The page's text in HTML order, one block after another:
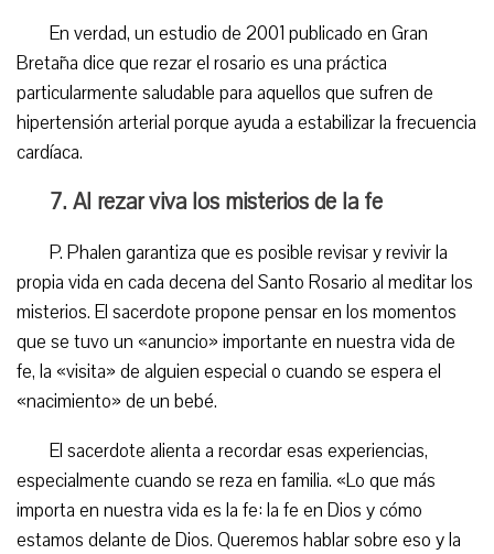
En verdad, un estudio de 2001 publicado en Gran
Bretaña dice que rezar el rosario es una práctica
particularmente saludable para aquellos que sufren de
hipertensión arterial porque ayuda a estabilizar la frecuencia
cardíaca.
7. Al rezar viva los misterios de la fe
P. Phalen garantiza que es posible revisar y revivir la
propia vida en cada decena del Santo Rosario al meditar los
misterios. El sacerdote propone pensar en los momentos
que se tuvo un «anuncio» importante en nuestra vida de
fe, la «visita» de alguien especial o cuando se espera el
«nacimiento» de un bebé.
El sacerdote alienta a recordar esas experiencias,
especialmente cuando se reza en familia. «Lo que más
importa en nuestra vida es la fe: la fe en Dios y cómo
estamos delante de Dios. Queremos hablar sobre eso y la